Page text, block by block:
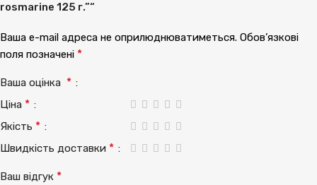
rosmarine 125 г.”“
Ваша e-mail адреса не оприлюднюватиметься. Обов’язкові
поля позначені *
Ваша оцінка *
Ціна *
Якість *
Швидкість доставки *
Ваш відгук *